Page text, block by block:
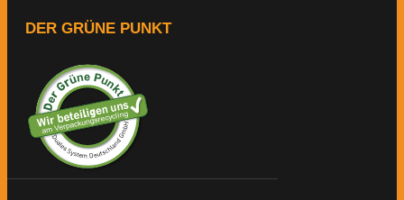
DER GRÜNE PUNKT